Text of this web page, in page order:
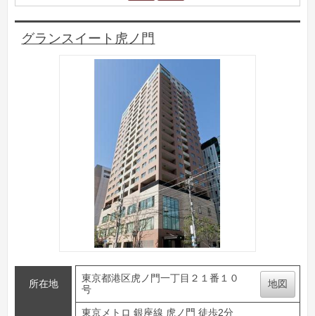
グランスイート虎ノ門
所在地
東京都港区虎ノ門一丁目２１番１０
号
地図
東京メトロ 銀座線 虎ノ門 徒歩2分